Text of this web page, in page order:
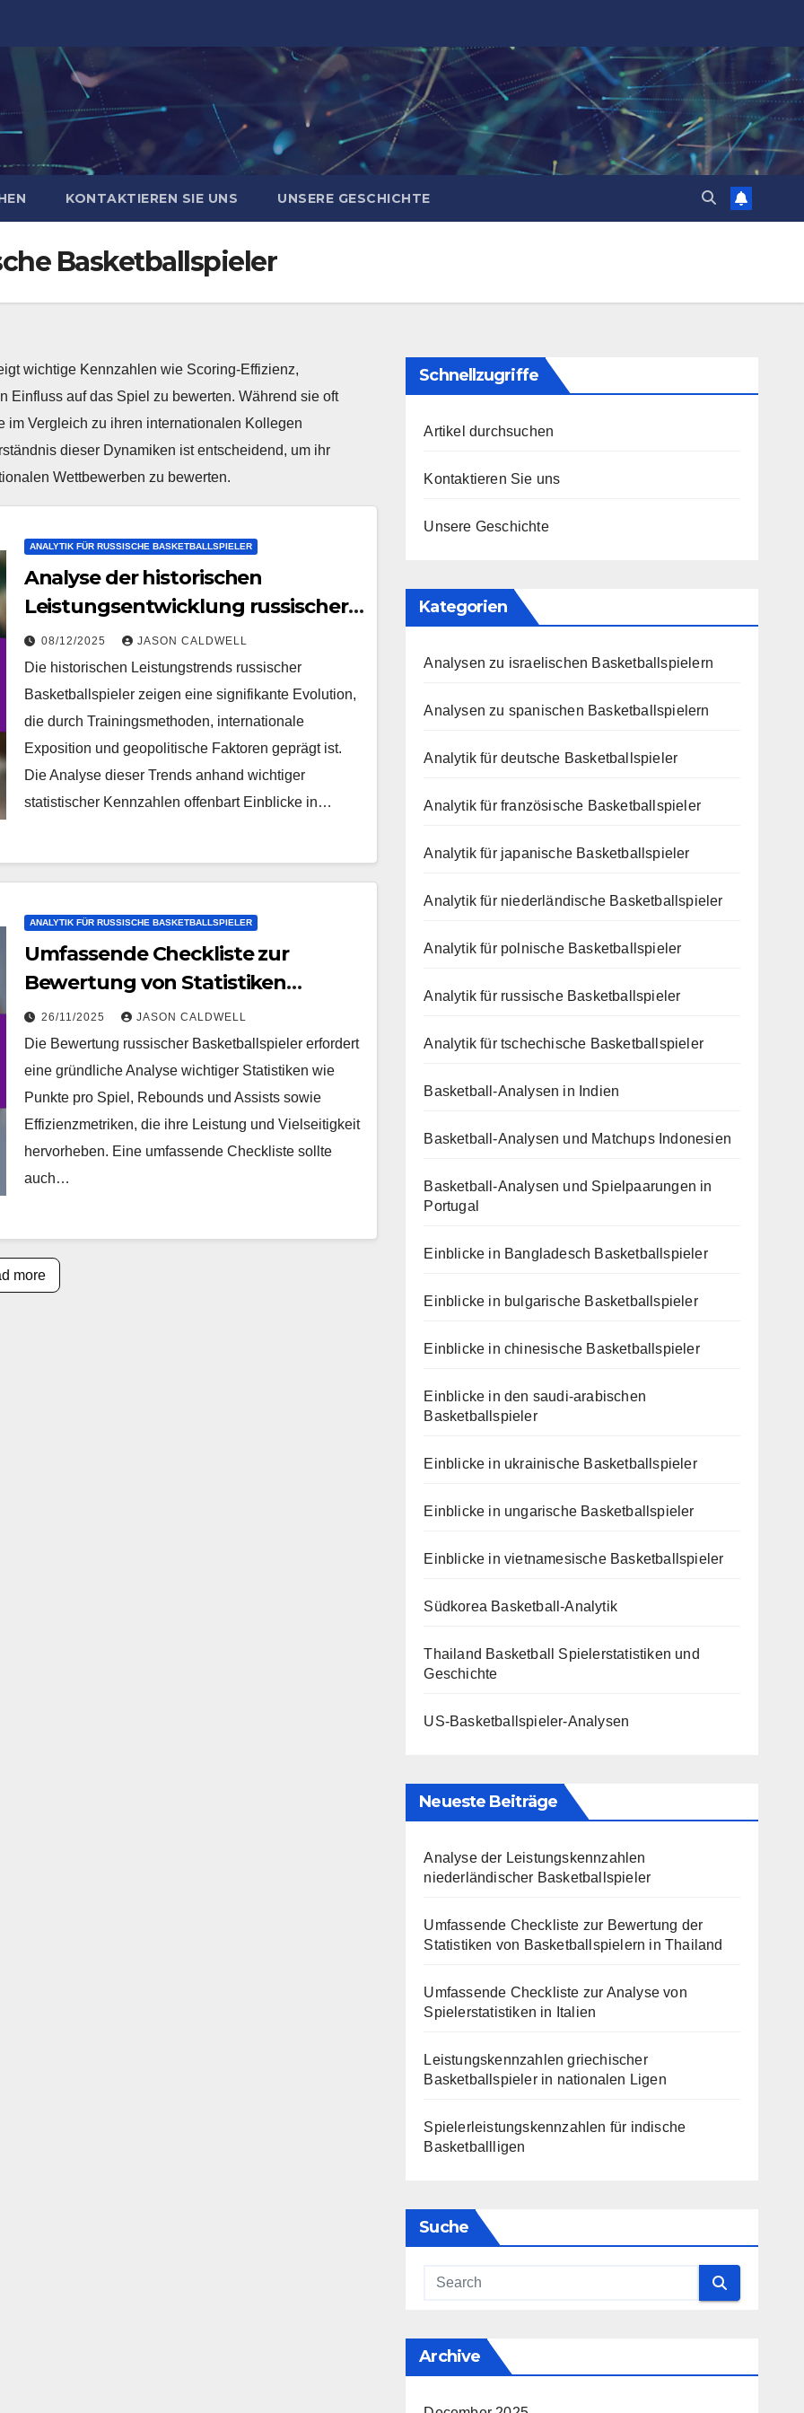
KONTAKTIEREN SIE UNS UNSERE GESCHICHTE
Basketballspieler
wichtige Kennzahlen wie Scoring-Effizienz,
Einfluss auf das Spiel zu bewerten. Während sie oft
im Vergleich zu ihren internationalen Kollegen
dieser Dynamiken ist entscheidend, um ihr
Wettbewerben zu bewerten.
ANALYTIK FÜR RUSSISCHE BASKETBALLSPIELER
Analyse der historischen
Leistungsentwicklung russischer
Basketballspieler
08/12/2025 JASON CALDWELL
Die historischen Leistungstrends russischer
Basketballspieler zeigen eine signifikante Evolution,
die durch Trainingsmethoden, internationale
Exposition und geopolitische Faktoren geprägt ist.
Die Analyse dieser Trends anhand wichtiger
statistischer Kennzahlen offenbart Einblicke in…
ANALYTIK FÜR RUSSISCHE BASKETBALLSPIELER
Umfassende Checkliste zur
Bewertung von Statistiken
russischer Basketballspieler
26/11/2025 JASON CALDWELL
Die Bewertung russischer Basketballspieler erfordert
eine gründliche Analyse wichtiger Statistiken wie
Punkte pro Spiel, Rebounds und Assists sowie
Effizienzmetriken, die ihre Leistung und Vielseitigkeit
hervorheben. Eine umfassende Checkliste sollte
auch…
more
Schnellzugriffe
Artikel durchsuchen
Kontaktieren Sie uns
Unsere Geschichte
Kategorien
Analysen zu israelischen Basketballspielern
Analysen zu spanischen Basketballspielern
Analytik für deutsche Basketballspieler
Analytik für französische Basketballspieler
Analytik für japanische Basketballspieler
Analytik für niederländische Basketballspieler
Analytik für polnische Basketballspieler
Analytik für russische Basketballspieler
Analytik für tschechische Basketballspieler
Basketball-Analysen in Indien
Basketball-Analysen und Matchups Indonesien
Basketball-Analysen und Spielpaarungen in
Portugal
Einblicke in Bangladesch Basketballspieler
Einblicke in bulgarische Basketballspieler
Einblicke in chinesische Basketballspieler
Einblicke in den saudi-arabischen
Basketballspieler
Einblicke in ukrainische Basketballspieler
Einblicke in ungarische Basketballspieler
Einblicke in vietnamesische Basketballspieler
Südkorea Basketball-Analytik
Thailand Basketball Spielerstatistiken und
Geschichte
US-Basketballspieler-Analysen
Neueste Beiträge
Analyse der Leistungskennzahlen
niederländischer Basketballspieler
Umfassende Checkliste zur Bewertung der
Statistiken von Basketballspielern in Thailand
Umfassende Checkliste zur Analyse von
Spielerstatistiken in Italien
Leistungskennzahlen griechischer
Basketballspieler in nationalen Ligen
Spielerleistungskennzahlen für indische
Basketballligen
Suche
Archive